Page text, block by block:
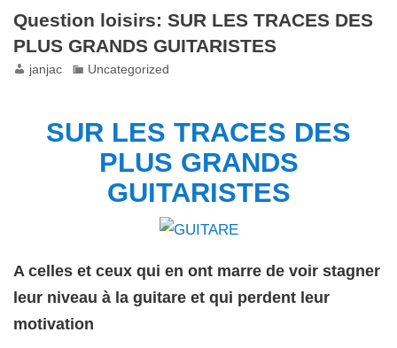
Question loisirs: SUR LES TRACES DES
PLUS GRANDS GUITARISTES
janjac Uncategorized
SUR LES TRACES DES
PLUS GRANDS
GUITARISTES
A celles et ceux qui en ont marre de voir stagner
leur niveau à la guitare et qui perdent leur
motivation